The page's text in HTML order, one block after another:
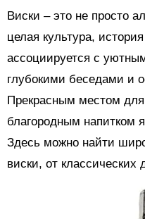
Виски – это не просто
целая культура,
ассоциируется с
глубокими беседами и
Прекрасным местом
благородным напитком
Здесь можно найти
виски, от классических